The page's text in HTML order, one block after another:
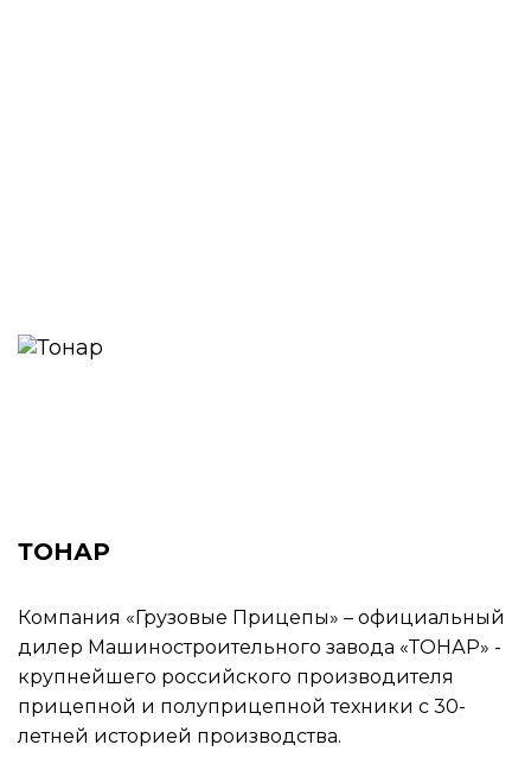
ТОНАР
Компания «Грузовые Прицепы» – официальный
дилер Машиностроительного завода «ТОНАР» -
крупнейшего российского производителя
прицепной и полуприцепной техники с 30-
летней историей производства.